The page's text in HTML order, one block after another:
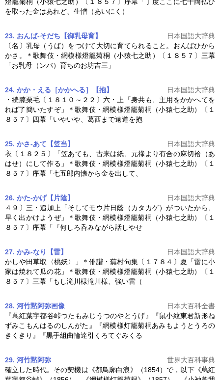
を取った金はあれど、生憎（あいにく）
23. おんば‐そだち【御乳母育】
日本国語大辞典
〔名〕乳母（うば）をつけて大切に育てられること。おんばひから
かさ。＊歌舞伎・ 網模様燈籠菊桐 （小猿七之助）〔１８５７〕三幕
「お乳母（ンバ）育ちのお坊吉三」
24. かか・える［かかへる］【抱】
日本国語大辞典
・続膝栗毛〔１８１０～２２〕六・上「身共も、主用をかかへてを
れば了簡いたすぞ」＊歌舞伎・ 網模様燈籠菊桐 （小猿七之助）〔１
８５７〕四幕「いやいや、葛西まで遠道を抱
25. かさ‐あて【笠当】
日本国語大辞典
衣〔１８２５〕「笠あても、古来は紙、元祿より有合の麻切袷（あ
はせ）にして作る」＊歌舞伎・ 網模様燈籠菊桐 （小猿七之助）〔１
８５７〕序幕「七五郎内懐から金を出して、
26. かた‐かげ【片陰】
日本国語大辞典
４９〕三・追加上「そしてモウ片日蔭（カタカゲ）がついたから、
早く出かけようぜ」＊歌舞伎・ 網模様燈籠菊桐 （小猿七之助）〔１
８５７〕序幕「『何しろ呑みながら話しやせ
27. かみ‐なり【雷】
日本国語大辞典
かしや田草取〈桃妖〉」＊俳諧・蕪村句集〔１７８４〕夏「雷に小
家は焼れて瓜の花」＊歌舞伎・ 網模様燈籠菊桐 （小猿七之助）〔１
８５７〕三幕「もし滝川様滝川様、強い雷（
28. 河竹黙阿弥画像
日本大百科全書
『蔦紅葉宇都谷峠つたもみじうつのやとうげ』『鼠小紋東君新形ね
ずみこもんはるのしんがた』『網模様灯籠菊桐あみもようとうろの
きくきり』『黒手組曲輪達引くろてぐみくる
29. 河竹黙阿弥
世界大百科事典
確立した時代。その契機は《都鳥廓白浪》（1854）で，以下《蔦紅